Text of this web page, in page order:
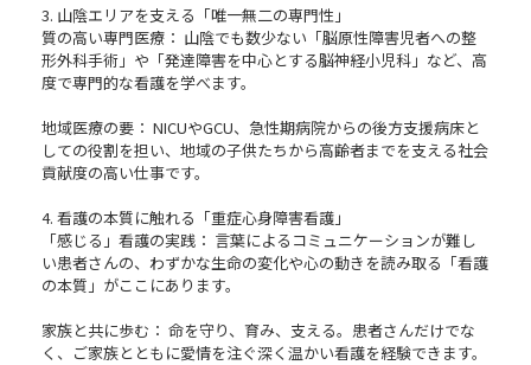
3. 山陰エリアを支える「唯一無二の専門性」
質の高い専門医療： 山陰でも数少ない「脳原性障害児者への整
形外科手術」や「発達障害を中心とする脳神経小児科」など、高
度で専門的な看護を学べます。
地域医療の要： NICUやGCU、急性期病院からの後方支援病床と
しての役割を担い、地域の子供たちから高齢者までを支える社会
貢献度の高い仕事です。
4. 看護の本質に触れる「重症心身障害看護」
「感じる」看護の実践： 言葉によるコミュニケーションが難し
い患者さんの、わずかな生命の変化や心の動きを読み取る「看護
の本質」がここにあります。
家族と共に歩む： 命を守り、育み、支える。患者さんだけでな
く、ご家族とともに愛情を注ぐ深く温かい看護を経験できます。